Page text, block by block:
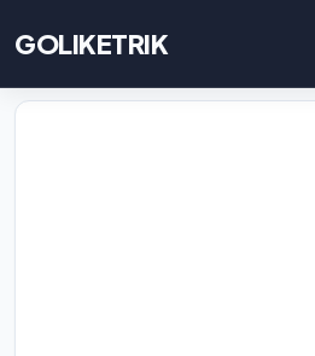
GOLIKETRIK